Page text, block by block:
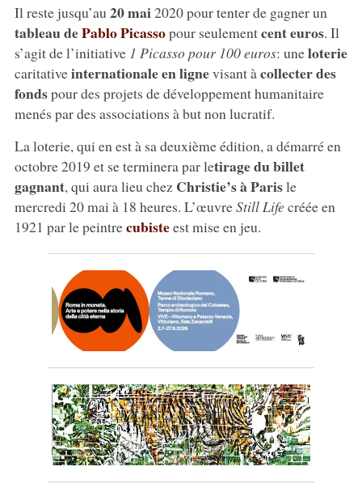
Il reste jusqu’au 20 mai2020 pour tenter de gagner un
tableau dePablo Picassopour seulementcent euros. Il
s’agit de l’initiative1 Picasso pour 100 euros: uneloterie
caritativeinternationale en lignevisant à collecter des
fondspour des projets de développement humanitaire
menés par des associations à but non lucratif.
La loterie, qui en est à sa deuxième édition, a démarré en
octobre 2019 et se terminera par letirage du billet
gagnant, qui aura lieu chez Christie’s à Parisle
mercredi 20 mai à 18 heures. L’œuvreStill Lifecréée en
1921 par le peintrecubisteest mise en jeu.